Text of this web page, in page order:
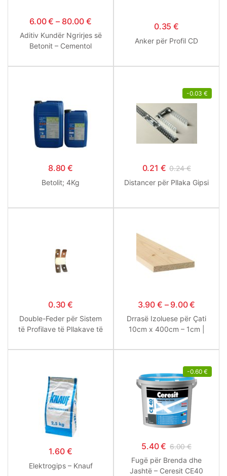
6.00€ – 80.00 €
Aditiv Kundër Ngrirjes së
Betonit – Cementol
0.35€
Anker për Profil CD
8.80€
Betolit; 4Kg
-0.03 €
0.21 € 0.24€
Distancer për Pllaka Gipsi
0.30€
Double-Feder për Sistem
të Profilave të Pllakave të
3.90 € – 9.00€
Drrasë Izoluese për Çati
10cm x 400cm – 1cm |
1.60 €
Elektrogips – Knauf
-0.60 €
5.40€ 6.00€
Fugë për Brenda dhe
Jashtë – Ceresit CE40